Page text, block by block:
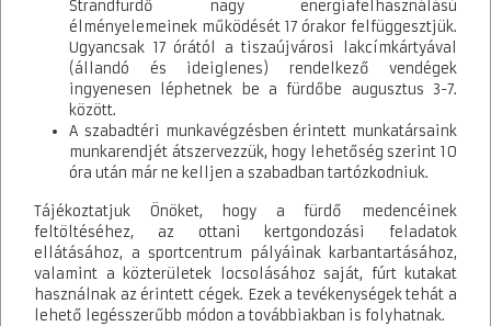
beállításokat. A szakrendszerek migrációja az ASP központ által,
központilag meghatározott módszertan alapján, központi
támogatás segítségével valósult meg. A dolgozói oktatásokon a
szakrendszert használók több mint 70%-a vett részt.
Aláírásra került az Önkormányzati ASP Rendszer Szolgáltatási
Szerződés.
Strandfürdő nagy energiafelhasználású
élményelemeinek működését 17 órakor felfüggesztjük.
Ugyancsak 17 órától a tiszaújvárosi lakcímkártyával
(állandó és ideiglenes) rendelkező vendégek
ingyenesen léphetnek be a fürdőbe augusztus 3-7.
között.
A szabadtéri munkavégzésben érintett munkatársaink
munkarendjét átszervezzük, hogy lehetőség szerint 10
óra után már ne kelljen a szabadban tartózkodniuk.
Tájékoztatjuk Önöket, hogy a fürdő medencéinek
feltöltéséhez, az ottani kertgondozási feladatok
ellátásához, a sportcentrum pályáinak karbantartásához,
valamint a közterületek locsolásához saját, fúrt kutakat
használnak az érintett cégek. Ezek a tevékenységek tehát a
lehető legésszerűbb módon a továbbiakban is folyhatnak.